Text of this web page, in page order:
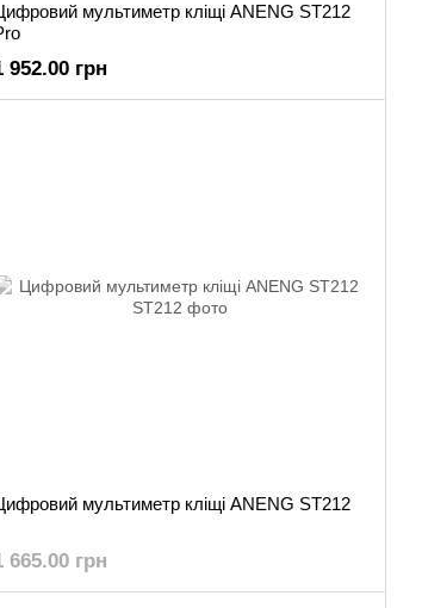
мультиметр кліщі ANENG ST212
952.00 грн
мультиметр кліщі ANENG ST212
665.00 грн